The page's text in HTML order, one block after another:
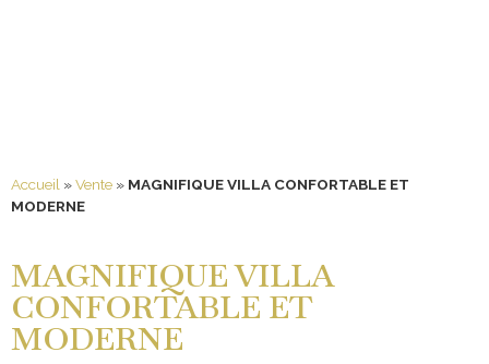
Accueil »Vente » MAGNIFIQUE VILLA CONFORTABLE ET
MODERNE
MAGNIFIQUE VILLA
CONFORTABLE ET
MODERNE